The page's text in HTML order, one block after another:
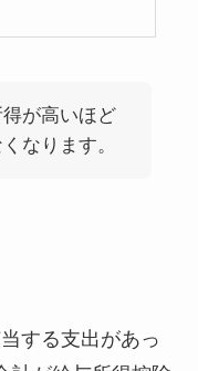
が高いほど
なります。
する支出があっ